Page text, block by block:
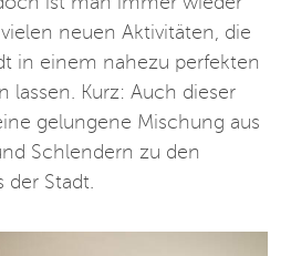
neuen Aktivitäten, die
in einem nahezu perfekten
lassen. Kurz: Auch dieser
gelungene Mischung aus
Schlendern zu den
der Stadt.